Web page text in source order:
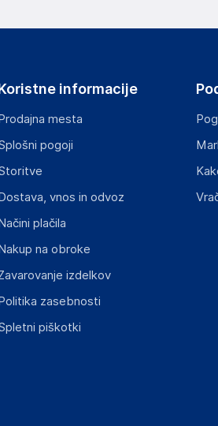
skladnost izdelka z zahtevanimi
embalaži izdelka in lahko vključujejo
informacije
mesta
pogoji
vnos in odvoz
plačila
na obroke
izdelkov
zasebnosti
piškotki